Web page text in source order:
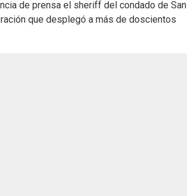
de prensa el sheriff del condado de San
que desplegó a más de doscientos